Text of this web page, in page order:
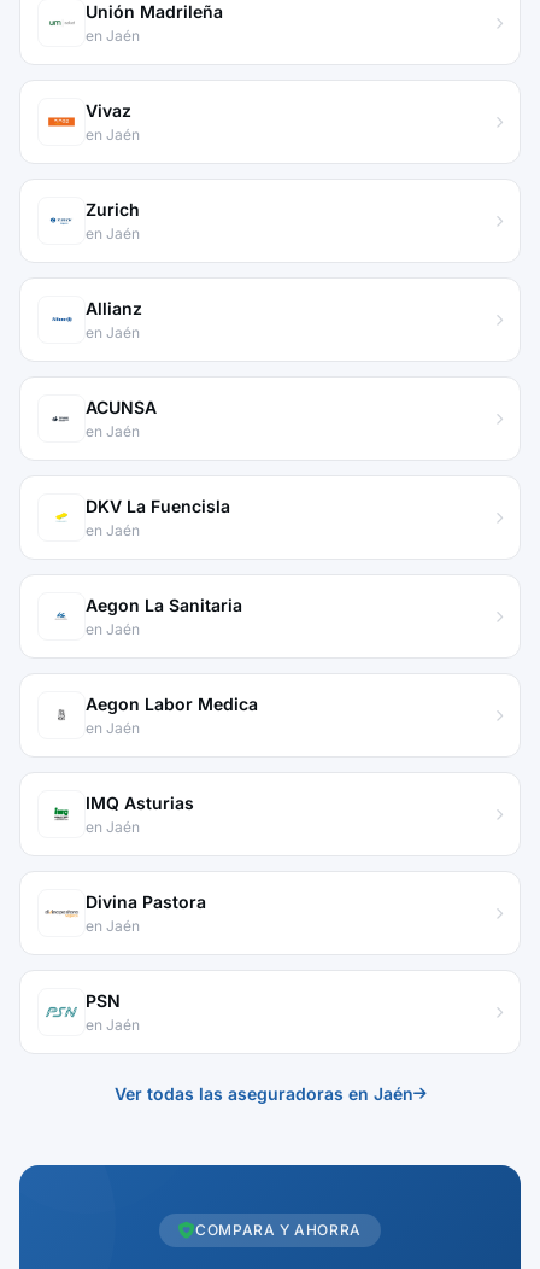
Unión Madrileña
en Jaén
Vivaz
en Jaén
Zurich
en Jaén
Allianz
en Jaén
ACUNSA
en Jaén
DKV La Fuencisla
en Jaén
Aegon La Sanitaria
en Jaén
Aegon Labor Medica
en Jaén
IMQ Asturias
en Jaén
Divina Pastora
en Jaén
PSN
en Jaén
Ver todas las aseguradoras en Jaén
COMPARA Y AHORRA